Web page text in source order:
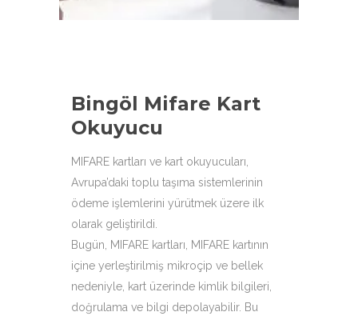
Bingöl Mifare Kart
Okuyucu
MIFARE kartları ve kart okuyucuları,
Avrupa’daki toplu taşıma sistemlerinin
ödeme işlemlerini yürütmek üzere ilk
olarak geliştirildi.
Bugün, MIFARE kartları, MIFARE kartının
içine yerleştirilmiş mikroçip ve bellek
nedeniyle, kart üzerinde kimlik bilgileri,
doğrulama ve bilgi depolayabilir. Bu